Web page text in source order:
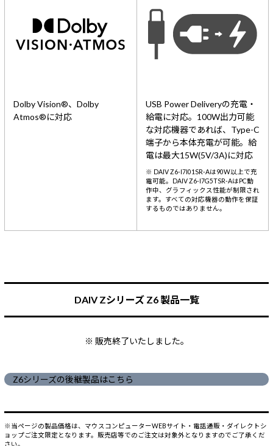
Dolby Vision®、Dolby
Atmos®に対応
USB Power Deliveryの充電・
給電に対応。100W出力可能
な対応機器であれば、Type-C
端子から本体充電が可能。給
電は最大15W(5V/3A)に対応
※ DAIV Z6-I7I01SR-Aは90W以上で充
電可能。DAIV Z6-I7G5TSR-AはPC動
作中、グラフィックス性能が制限され
ます。すべての対応機器の動作を保証
するものではありません。
DAIV Zシリーズ Z6 製品一覧
※ 販売終了いたしました。
Z6シリーズの後継製品はこちら
※当ページの製品価格は、マウスコンピューターWEBサイト・電話通販・ダイレクトシ
ョップご注文限定となります。販売店等でのご注文は対象外となりますのでご了承くだ
さい。